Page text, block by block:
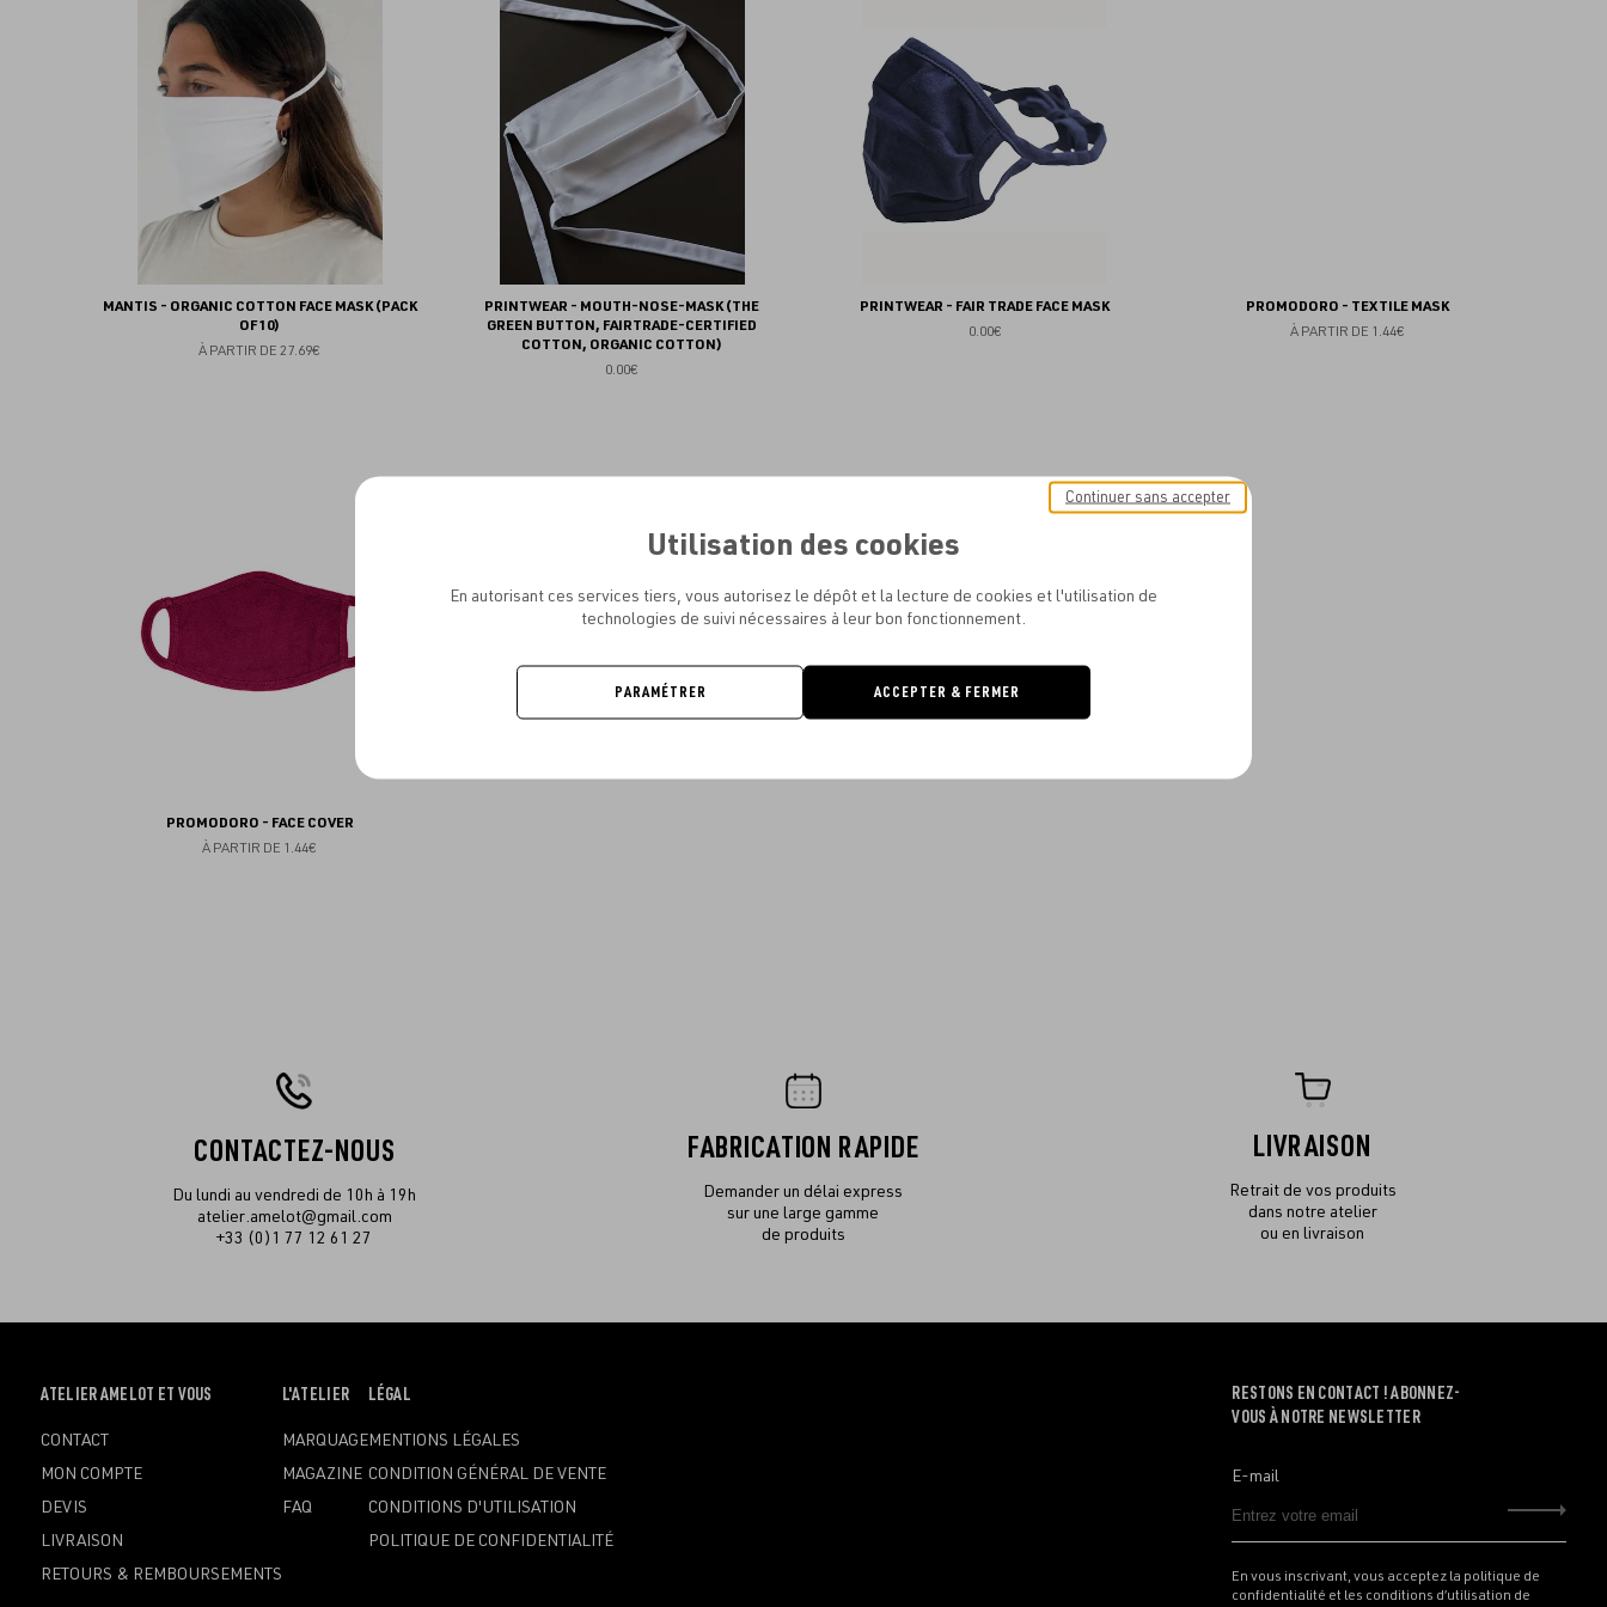
MANTIS - ORGANIC COTTON FACE MASK (PACK
OF 10)
À PARTIR DE 27.69€
PRINTWEAR - MOUTH-NOSE-MASK (THE
GREEN BUTTON, FAIRTRADE-CERTIFIED
COTTON, ORGANIC COTTON)
0.00€
PRINTWEAR - FAIR TRADE FACE MASK
0.00€
PROMODORO - TEXTILE MASK
À PARTIR DE 1.44€
PROMODORO - FACE COVER
À PARTIR DE 1.44€
favoris
CONTACTEZ-NOUS
Du lundi au vendredi de 10h à 19h
atelier.amelot@gmail.com
+33 (0)1 77 12 61 27
FABRICATION RAPIDE
Demander un délai express
sur une large gamme
de produits
LIVRAISON
Retrait de vos produits
dans notre atelier
ou en livraison
OUVRIR
MENU
ATELIER AMELOT ET VOUS
CONTACT
MON COMPTE
DEVIS
LIVRAISON
RETOURS & REMBOURSEMENTS
OUVRIR
MENU
L'ATELIER
MARQUAGE
MAGAZINE
FAQ
OUVRIR
MENU
LÉGAL
MENTIONS LÉGALES
CONDITION GÉNÉRAL DE VENTE
CONDITIONS D'UTILISATION
POLITIQUE DE CONFIDENTIALITÉ
RESTONS EN CONTACT ! ABONNEZ-
VOUS À NOTRE NEWSLETTER
E-mail
En vous inscrivant, vous acceptez la politique de
confidentialité et les conditions d’utilisation de
Utilisation des cookies
En autorisant ces services tiers, vous autorisez le dépôt et la lecture de cookies et l'utilisation de
technologies de suivi nécessaires à leur bon fonctionnement.
Continuer sans accepter
PARAMÉTRER ACCEPTER & FERMER